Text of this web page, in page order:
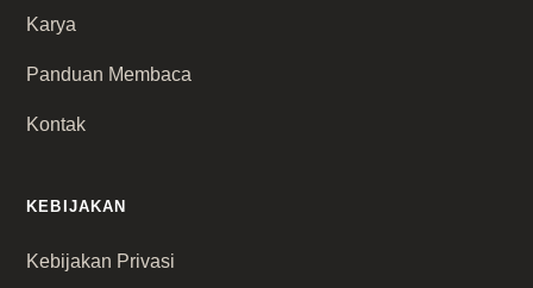
Karya
Panduan Membaca
Kontak
KEBIJAKAN
Kebijakan Privasi